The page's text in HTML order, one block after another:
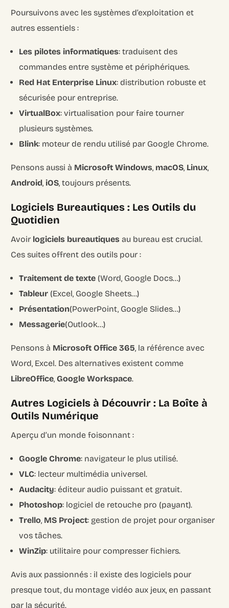
Poursuivons avec les systèmes d’exploitation et
autres essentiels :
Les pilotes informatiques: traduisent des
commandes entre système et périphériques.
Red Hat Enterprise Linux: distribution robuste et
sécurisée pour entreprise.
VirtualBox: virtualisation pour faire tourner
plusieurs systèmes.
Blink: moteur de rendu utilisé par Google Chrome.
Pensons aussi à Microsoft Windows, macOS, Linux,
Android, iOS, toujours présents.
Logiciels Bureautiques : Les Outils du
Quotidien
Avoir logiciels bureautiques au bureau est crucial.
Ces suites offrent des outils pour :
Traitement de texte (Word, Google Docs…)
Tableur (Excel, Google Sheets…)
Présentation(PowerPoint, Google Slides…)
Messagerie(Outlook…)
Pensons à Microsoft Office 365, la référence avec
Word, Excel. Des alternatives existent comme
LibreOffice,Google Workspace.
Autres Logiciels à Découvrir : La Boîte à
Outils Numérique
Aperçu d’un monde foisonnant :
Google Chrome: navigateur le plus utilisé.
VLC: lecteur multimédia universel.
Audacity: éditeur audio puissant et gratuit.
Photoshop: logiciel de retouche pro (payant).
Trello, MS Project: gestion de projet pour organiser
vos tâches.
WinZip: utilitaire pour compresser fichiers.
Avis aux passionnés : il existe des logiciels pour
presque tout, du montage vidéo aux jeux, en passant
par la sécurité.